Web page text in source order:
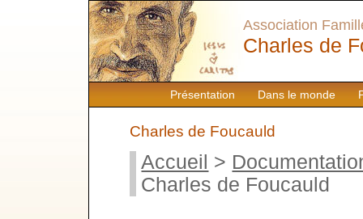
Présentation Dans le monde
Association
Charles de
Charles de Foucauld
Accueil >
Charles de Foucauld